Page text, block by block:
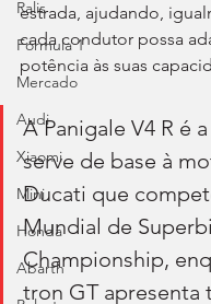
Ralis
Fórmula 1
Mercado
Audi
Xiaomi
Mini
Honda
Abarth
estrada, ajudando,
cada condutor possa
potência às suas
A Panigale V4 R é
serve de base à
Ducati que
Mundial de
Championship,
tron GT apresenta